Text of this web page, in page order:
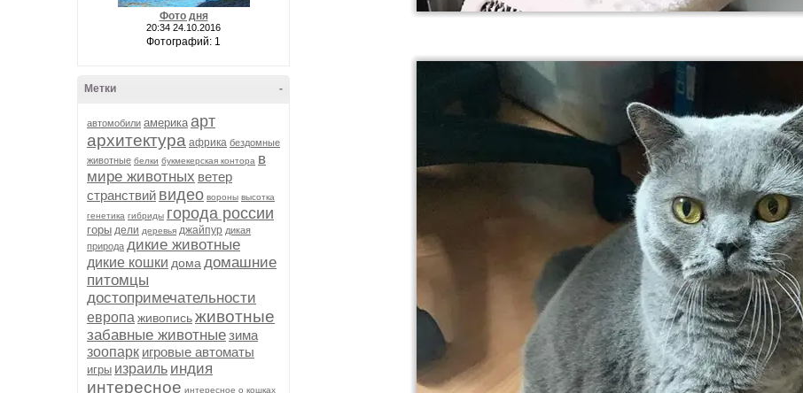
Фото дня
20:34 24.10.2016
Фотографий: 1
-
Метки
автомобили америка арт
архитектура африка бездомные
животные белки букмекерская контора в
мире животных ветер
странствий видео вороны высотка
генетика гибриды города россии
горы дели деревья джайпур дикая
природа дикие животные
дикие кошки дома домашние
питомцы
достопримечательности
европа живописьживотные
забавные животныезима
зоопарк игровые автоматы
игры израиль индия
интересное интересное о кошках